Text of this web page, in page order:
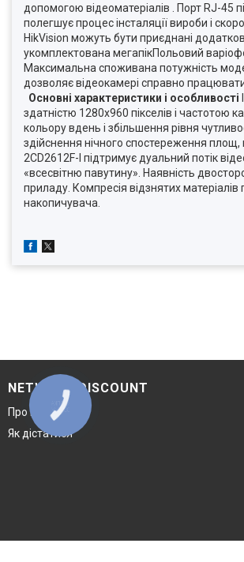
допомогою відеоматеріалів . Порт RJ-45
полегшує процес інсталяції вироби і
HikVision можуть бути приєднані
укомплектована мегапікПольовий
Максимальна споживана потужність
дозволяє відеокамері справно
Основні характеристики і особливості
здатністю 1280х960 пікселів і частотою
кольору вдень і збільшення рівня
здійснення нічного спостереження
2CD2612F-I підтримує дуальний потік
«всесвітню павутину». Наявність
приладу. Компресія відзнятих
накопичувача.
NETWORK DISCOUNT
Про компанію
Як дістатися
КНОПКА
ЗВ'ЯЗКУ